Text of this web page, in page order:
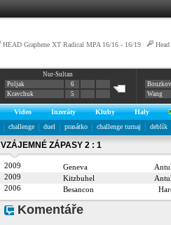
HEAD Graphene XT Radical MPA 16/16 - 16/19
Nur-Sultan
Poljak
6
Kravchuk
5
Wang
Video Inzeráty Kluby Haly
challenge duel prasátko challenge turnaj deblík
VZÁJEMNÉ ZÁPASY 2 : 1
2009 Geneva
2009
Kitzbuhel
2006
Besancon
Komentáře